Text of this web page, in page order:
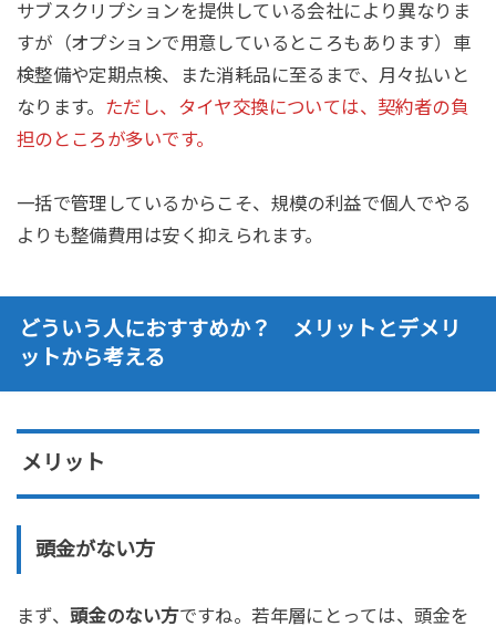
サブスクリプションを提供している会社により異なりま
すが（オプションで用意しているところもあります）車
検整備や定期点検、また消耗品に至るまで、月々払いと
なります。 ただし、タイヤ交換については、契約者の負
担のところが多いです。
一括で管理しているからこそ、規模の利益で個人でやる
よりも整備費用は安く抑えられます。
どういう人におすすめか？ メリットとデメリ
ットから考える
メリット
頭金がない方
まず、頭金のない方ですね。若年層にとっては、頭金を